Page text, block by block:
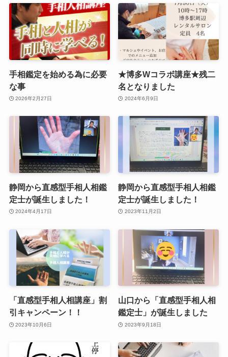
手相鑑定を始める為に必要
な事
2026年2月27日
★博多Wコラボ講座★残二
名となりました
2024年6月9日
静岡から直感型手相人相鑑
定士が誕生しました！
2024年4月17日
静岡から直感型手相人相鑑
定士が誕生しました！
2023年11月2日
「直感型手相人相講座」割
引キャンペーン！！
2023年10月6日
山口から「直感型手相人相
鑑定士」が誕生しました
2023年9月18日